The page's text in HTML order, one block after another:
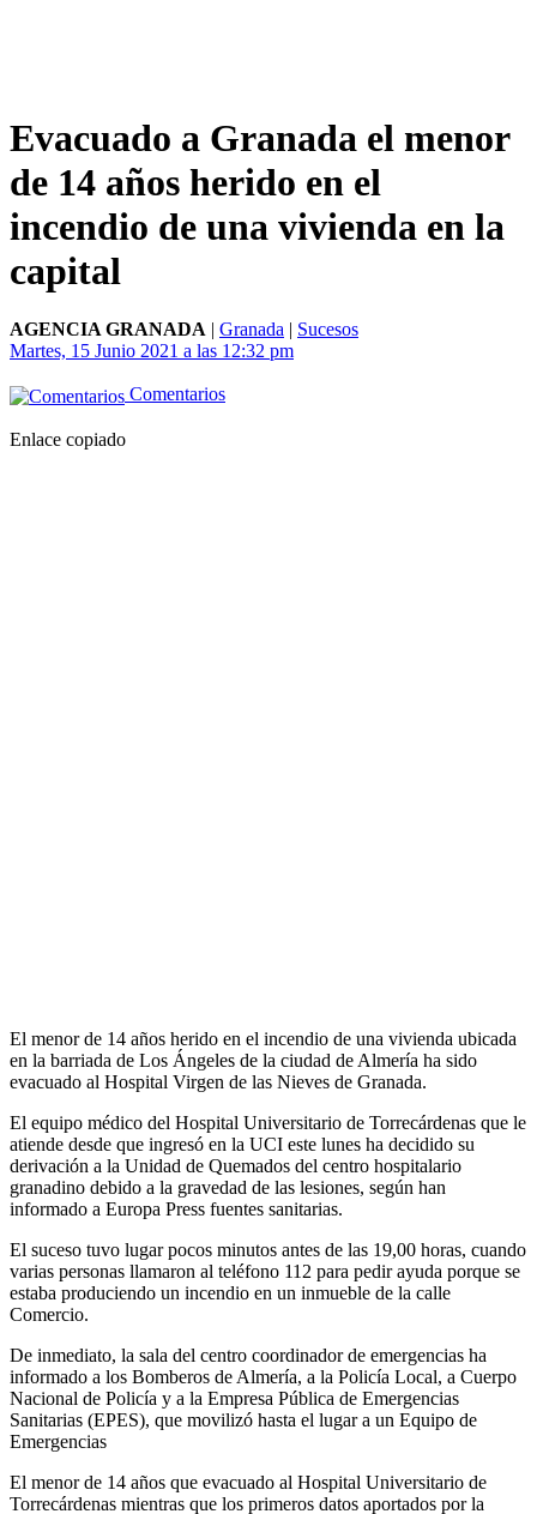
Evacuado a Granada el menor
de 14 años herido en el
incendio de una vivienda en la
capital
AGENCIA GRANADA | Granada | Sucesos
Martes, 15 Junio 2021 a las 12:32 pm
Comentarios
Enlace copiado
El menor de 14 años herido en el incendio de una vivienda ubicada
en la barriada de Los Ángeles de la ciudad de Almería ha sido
evacuado al Hospital Virgen de las Nieves de Granada.
El equipo médico del Hospital Universitario de Torrecárdenas que le
atiende desde que ingresó en la UCI este lunes ha decidido su
derivación a la Unidad de Quemados del centro hospitalario
granadino debido a la gravedad de las lesiones, según han
informado a Europa Press fuentes sanitarias.
El suceso tuvo lugar pocos minutos antes de las 19,00 horas, cuando
varias personas llamaron al teléfono 112 para pedir ayuda porque se
estaba produciendo un incendio en un inmueble de la calle
Comercio.
De inmediato, la sala del centro coordinador de emergencias ha
informado a los Bomberos de Almería, a la Policía Local, a Cuerpo
Nacional de Policía y a la Empresa Pública de Emergencias
Sanitarias (EPES), que movilizó hasta el lugar a un Equipo de
Emergencias
El menor de 14 años que evacuado al Hospital Universitario de
Torrecárdenas mientras que los primeros datos aportados por la